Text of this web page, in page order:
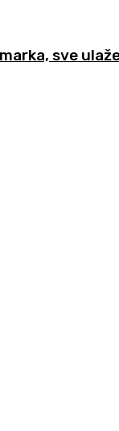
sve